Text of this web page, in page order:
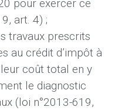
pour exercer ce
art. 4) ;
travaux prescrits
au crédit d’impôt à
coût total en y
le diagnostic
(loi n°2013-619,